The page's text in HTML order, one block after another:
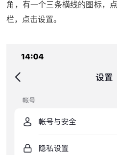
角，有一个三条横线的图标，
栏，点击设置。